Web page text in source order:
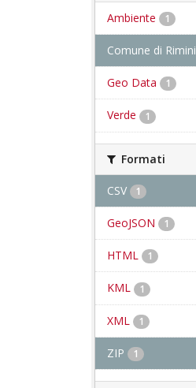
Ambiente 1
Comune di Rimini
Geo Data 1
Verde 1
Formati
CSV 1
GeoJSON 1
HTML 1
KML 1
XML 1
ZIP 1